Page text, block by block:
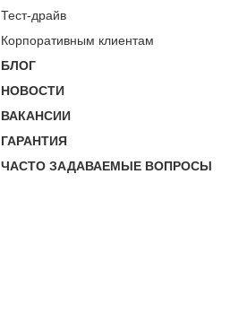
Тест-драйв
Корпоративным клиентам
БЛОГ
НОВОСТИ
ВАКАНСИИ
ГАРАНТИЯ
ЧАСТО ЗАДАВАЕМЫЕ ВОПРОСЫ